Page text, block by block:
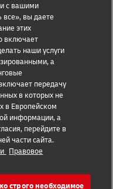
с вашими
все», вы даете
этих
включает
наши услуги
а
передачу
в которых не
в Европейском
информации, а
перейдите в
части сайта.
Правовое
строго необходимое